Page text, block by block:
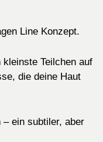
Line Konzept.
Teilchen auf
die deine Haut
– ein subtiler, aber